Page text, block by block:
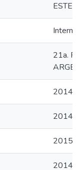
21a.
2014-
2014-
2015-
2014-